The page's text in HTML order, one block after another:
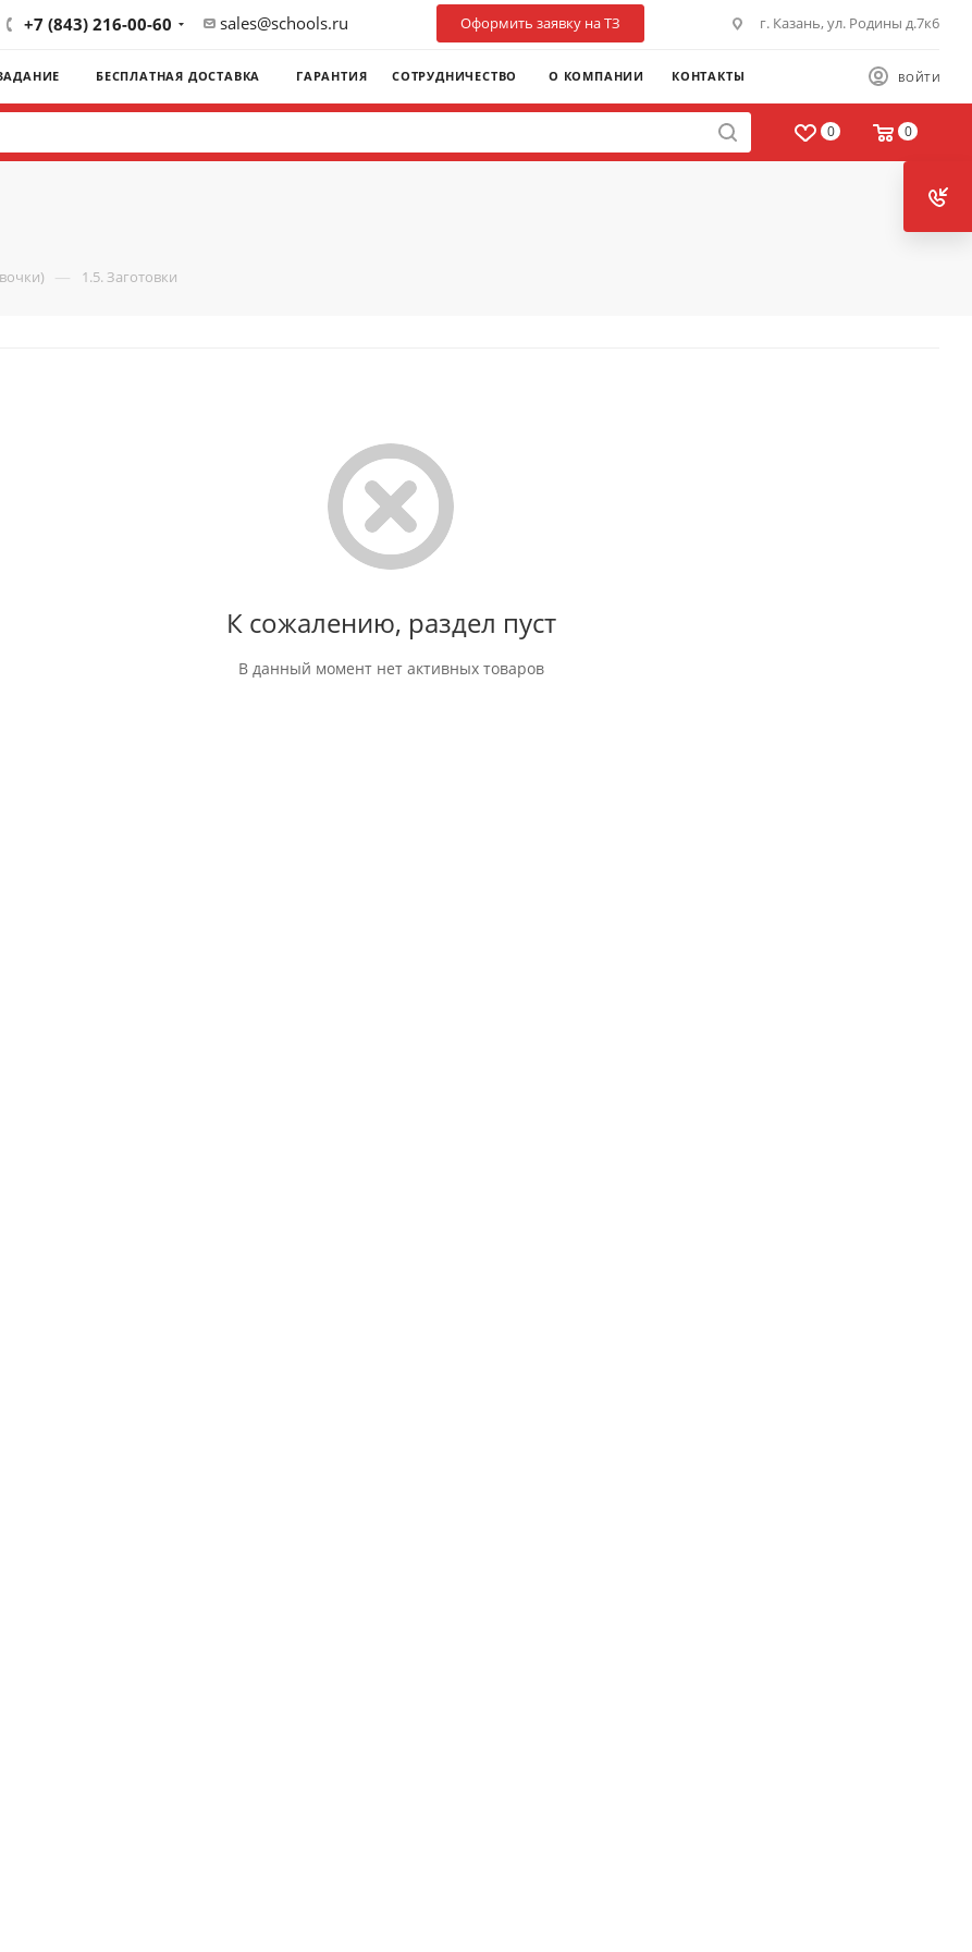
+7 (843) 216-00-60 sales@schools.ru Оформить заявку на ТЗ г. Казань, ул. Родины д.7к6
ВОЙТИ
БЕСПЛАТНАЯ ДОСТАВКА ГАРАНТИЯ СОТРУДНИЧЕСТВО О КОМПАНИИ КОНТАКТЫ
0 0
— 1.5. Заготовки
К сожалению, раздел пуст
В данный момент нет активных товаров